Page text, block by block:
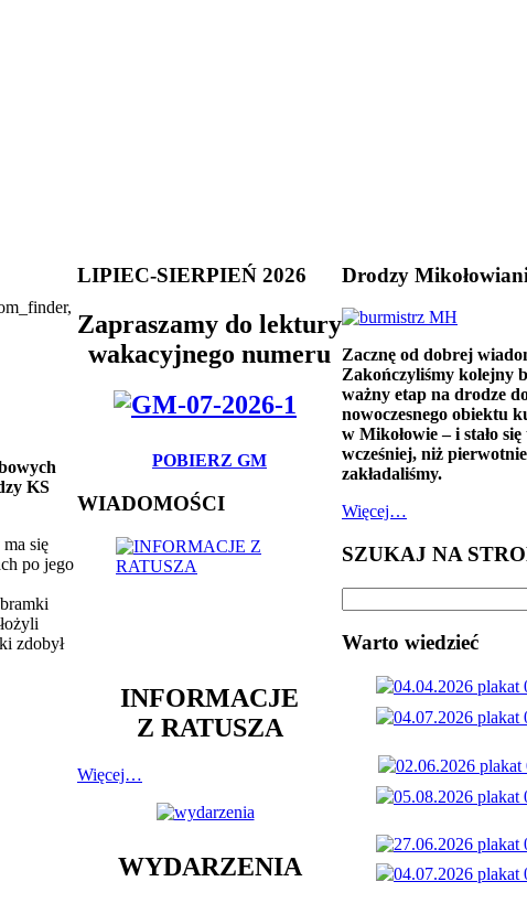
KS
się
po jego
zdobył
LIPIEC-SIERPIEŃ 2026
Zapraszamy do lektury
wakacyjnego numeru
POBIERZ GM
WIADOMOŚCI
INFORMACJE
Z RATUSZA
Więcej…
WYDARZENIA
Drodzy
Zacznę od dobrej
Zakończyliśmy kolejny
ważny etap na drodze
nowoczesnego obiektu
w Mikołowie – i stało się
wcześniej, niż pierwotnie
zakładaliśmy.
Więcej…
SZUKAJ NA
Warto wiedzieć